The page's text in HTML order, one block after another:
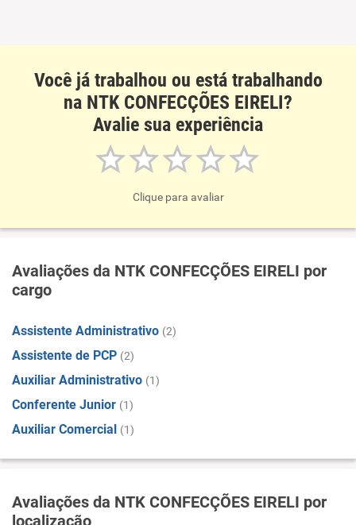
Você já trabalhou ou está trabalhando
na NTK CONFECÇÕES EIRELI?
Avalie sua experiência
Clique para avaliar
Avaliações da NTK CONFECÇÕES EIRELI por
cargo
Assistente Administrativo (2)
Assistente de PCP (2)
Auxiliar Administrativo (1)
Conferente Junior (1)
Auxiliar Comercial (1)
Avaliações da NTK CONFECÇÕES EIRELI por
localização